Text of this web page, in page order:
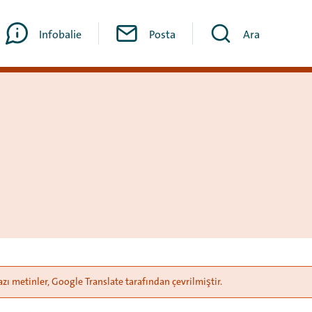
Infobalie Posta Ara
metinler, Google Translate tarafından çevrilmiştir.